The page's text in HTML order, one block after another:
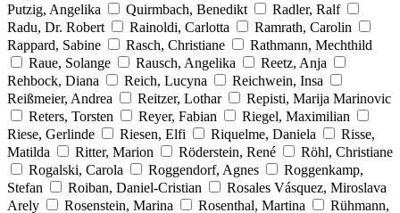
Putzig, Angelika
Quirmbach, Benedikt
Radler, Ralf
Radu, Dr. Robert
Rainoldi, Carlotta
Ramrath, Carolin
Rappard, Sabine
Rasch, Christiane
Rathmann, Mechthild
Raue, Solange
Rausch, Angelika
Reetz, Anja
Rehbock, Diana
Reich, Lucyna
Reichwein, Insa
Reißmeier, Andrea
Reitzer, Lothar
Repisti, Marija Marinovic
Reters, Torsten
Reyer, Fabian
Riegel, Maximilian
Riese, Gerlinde
Riesen, Elfi Riquelme, Daniela
Risse,
Matilda
Ritter, Marion Röderstein, René
Röhl, Christiane
Rogalski, Carola
Roggendorf, Agnes
Roggenkamp,
Stefan
Roiban, Daniel-Cristian
Rosales Vásquez, Miroslava
Arely
Rosenstein, Marina Rosenthal, Martina
Rühmann,